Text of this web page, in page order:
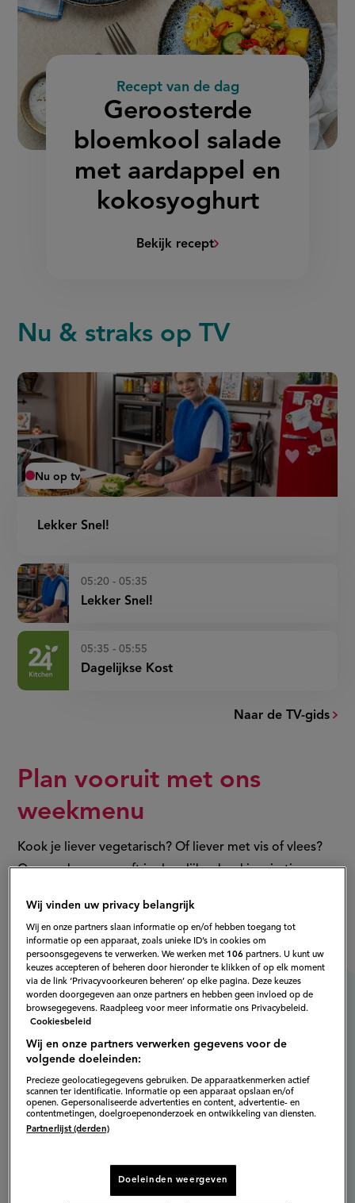
Recept van de dag
:
Geroosterde
bloemkool salade
met aardappel en
kokosyoghurt
Bekijk recept(Geroosterde
aardappel
kokosyoghurt)
Nu & straks op TV
Lekker Snel!
Nu op tv
05:20 - 05:35
Lekker Snel!
05:35 - 05:55
Dagelijkse Kost
Naar de TV-gids
Plan vooruit met ons
weekmenu
Kook je liever vegetarisch? Of liever met vis of vlees?
Ons weekmenu geeft je dagelijkse kookinspiratie.
Bekijk het weekmenu
Wij vinden uw privacy belangrijk
Wij en onze partners slaan informatie op en/of hebben toegang tot
informatie op een apparaat, zoals unieke ID’s in cookies om
persoonsgegevens te verwerken. We werken met 106 partners. U kunt uw
keuzes accepteren of beheren door hieronder te klikken of op elk moment
via de link ‘Privacyvoorkeuren beheren’ op elke pagina. Deze keuzes
worden doorgegeven aan onze partners en hebben geen invloed op de
browsegegevens. Raadpleeg voor meer informatie ons Privacybeleid.
Cookiesbeleid
Wij en onze partners verwerken gegevens voor de
volgende doeleinden:
Precieze geolocatiegegevens gebruiken. De apparaatkenmerken actief
scannen ter identificatie. Informatie op een apparaat opslaan en/of
openen. Gepersonaliseerde advertenties en content, advertentie- en
contentmetingen, doelgroepenonderzoek en ontwikkeling van diensten.
Partnerlijst (derden)
Doeleinden weergeven